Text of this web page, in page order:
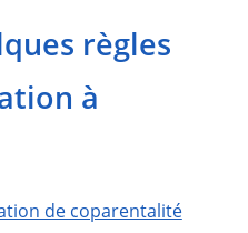
règles
à
de coparentalité